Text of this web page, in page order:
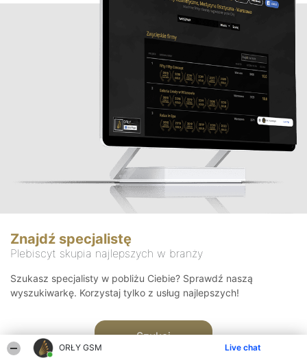
ORŁY GSM Live chat
Znajdź specjalistę
Plebiscyt skupia najlepszych w branży
Szukasz specjalisty w pobliżu Ciebie? Sprawdź naszą
wyszukiwarkę. Korzystaj tylko z usług najlepszych!
Szukaj